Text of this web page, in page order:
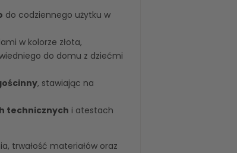
do codziennego użytku w
w kolorze złota,
do domu z dziećmi
, stawiając na
technicznych i atestach
trwałość materiałów oraz